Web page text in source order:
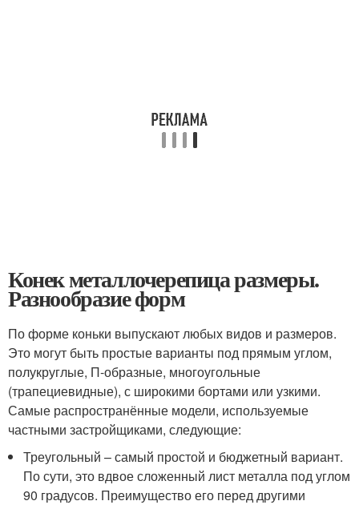
Конек металлочерепица размеры.
Разнообразие форм
По форме коньки выпускают любых видов и размеров.
Это могут быть простые варианты под прямым углом,
полукруглые, П-образные, многоугольные
(трапециевидные), с широкими бортами или узкими.
Самые распространённые модели, используемые
частными застройщиками, следующие:
Треугольный – самый простой и бюджетный вариант.
По сути, это вдвое сложенный лист металла под углом
90 градусов. Преимущество его перед другими